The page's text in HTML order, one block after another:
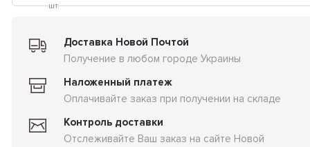
шт.
Доставка Новой Почтой
Получение в любом городе Украины
Наложенный платеж
Оплачивайте заказ при получении на складе
Контроль доставки
Отслеживайте Ваш заказ на сайте Новой